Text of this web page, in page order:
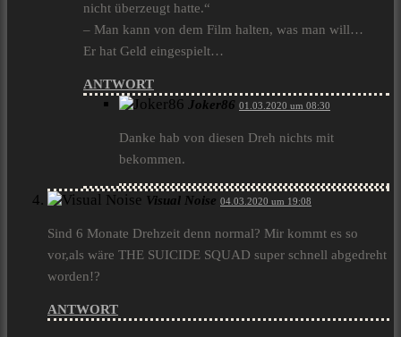
nicht überzeugt hatte.“
– Man kann von dem Film halten, was man will…
Er hat Geld eingespielt…
ANTWORT
Joker86 01.03.2020 um 08:30
Danke hab von diesen Dreh nichts mit
bekommen.
Visual Noise 04.03.2020 um 19:08
Sind 6 Monate Drehzeit denn normal? Mir kommt es so
vor,als wäre THE SUICIDE SQUAD super schnell abgedreht
worden!?
ANTWORT